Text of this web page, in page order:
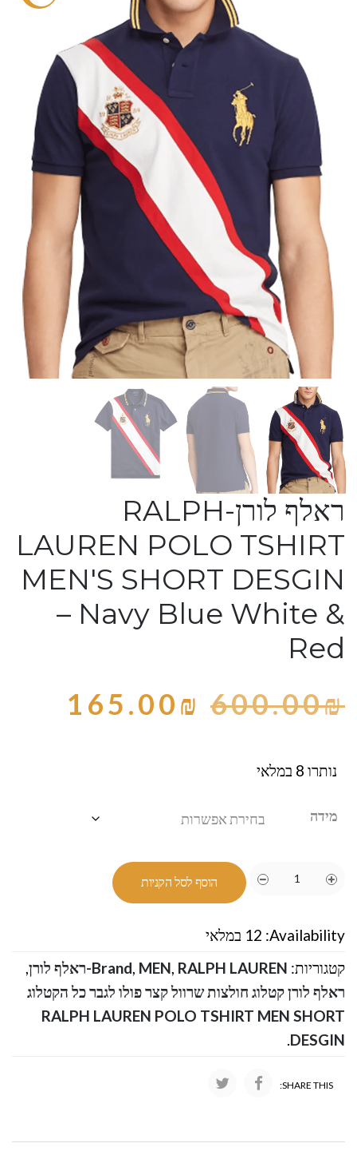
ראלף לורן-RALPH
LAUREN POLO TSHIRT
MEN'S SHORT DESGIN
– Navy Blue White &
Red
600.00₪
165.00₪
נותרו 8 במלאי
מידה
הוסף לסל הקניות
Availability: 12 במלאי
קטגוריות:
Brand, MEN, RALPH LAUREN-ראלף לורן
,
ראלף לורן קטלוג חולצות שרוול קצר פולו לגבר כל הקטלוג
RALPH LAUREN POLO TSHIRT MEN SHORT
DESGIN
.
SHARE THIS: